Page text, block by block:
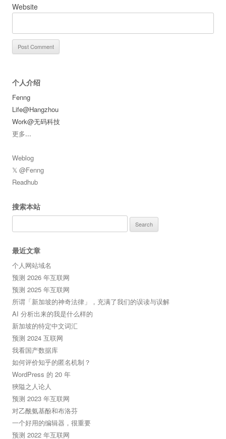
Website
个人介绍
Fenng
Life@Hangzhou
Work@无码科技
更多...
Weblog
𝕏 @Fenng
Readhub
搜索本站
for:
最近文章
个人网站域名
预测 2026 年互联网
预测 2025 年互联网
所谓「新加坡的神奇法律」，充满了我们的误读与误解
AI 分析出来的我是什么样的
新加坡的特定中文词汇
预测 2024 互联网
我看国产数据库
如何评价知乎的匿名机制？
WordPress 的 20 年
狹隘之人论人
预测 2023 年互联网
对乙酰氨基酚和布洛芬
一个好用的编辑器，很重要
预测 2022 年互联网